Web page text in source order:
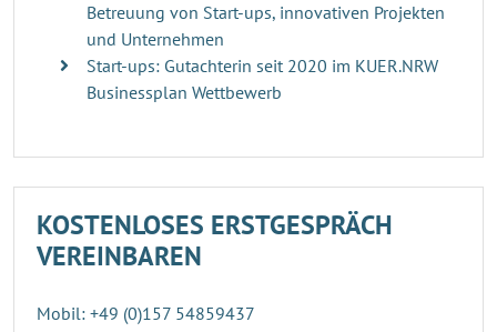
Betreuung von Start-ups, innovativen Projekten
und Unternehmen
Start-ups: Gutachterin seit 2020 im KUER.NRW
Businessplan Wettbewerb
KOSTENLOSES ERSTGESPRÄCH
VEREINBAREN
Mobil: +49 (0)157 54859437